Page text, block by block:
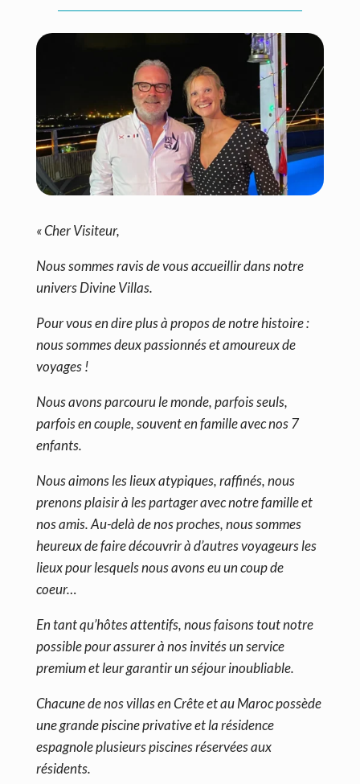
« Cher Visiteur,
Nous sommes ravis de vous accueillir dans notre
univers Divine Villas.
Pour vous en dire plus à propos de notre histoire :
nous sommes deux passionnés et amoureux de
voyages !
Nous avons parcouru le monde, parfois seuls,
parfois en couple, souvent en famille avec nos 7
enfants.
Nous aimons les lieux atypiques, raffinés, nous
prenons plaisir à les partager avec notre famille et
nos amis. Au-delà de nos proches, nous sommes
heureux de faire découvrir à d’autres voyageurs les
lieux pour lesquels nous avons eu un coup de
coeur…
En tant qu’hôtes attentifs, nous faisons tout notre
possible pour assurer à nos invités un service
premium et leur garantir un séjour inoubliable.
Chacune de nos villas en Crête et au Maroc possède
une grande piscine privative et la résidence
espagnole plusieurs piscines réservées aux
résidents.